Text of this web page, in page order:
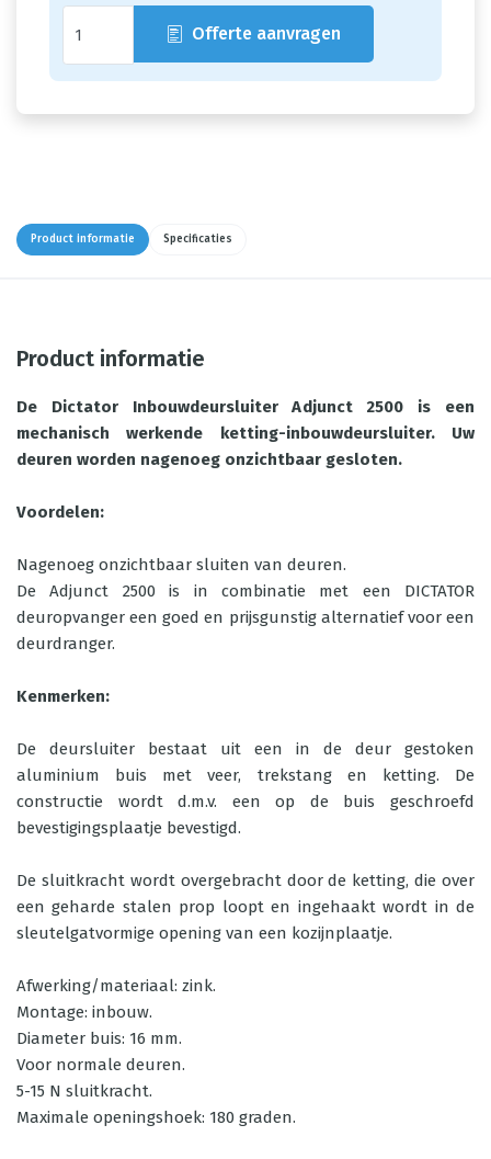
Offerte aanvragen
Product informatie Specificaties
Product informatie
De Dictator Inbouwdeursluiter Adjunct 2500 is een
mechanisch werkende ketting-inbouwdeursluiter. Uw
deuren worden nagenoeg onzichtbaar gesloten.
Voordelen:
Nagenoeg onzichtbaar sluiten van deuren.
De Adjunct 2500 is in combinatie met een DICTATOR
deuropvanger een goed en prijsgunstig alternatief voor een
deurdranger.
Kenmerken:
De deursluiter bestaat uit een in de deur gestoken
aluminium buis met veer, trekstang en ketting. De
constructie wordt d.m.v. een op de buis geschroefd
bevestigingsplaatje bevestigd.
De sluitkracht wordt overgebracht door de ketting, die over
een geharde stalen prop loopt en ingehaakt wordt in de
sleutelgatvormige opening van een kozijnplaatje.
Afwerking/materiaal: zink.
Montage: inbouw.
Diameter buis: 16 mm.
Voor normale deuren.
5-15 N sluitkracht.
Maximale openingshoek: 180 graden.